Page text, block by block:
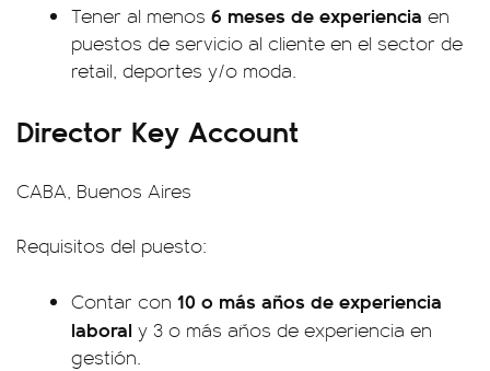
Tener al menos 6 meses de experiencia en
puestos de servicio al cliente en el sector de
retail, deportes y/o moda.
Director Key Account
CABA, Buenos Aires
Requisitos del puesto:
Contar con 10 o más años de experiencia
laboral y 3 o más años de experiencia en
gestión.